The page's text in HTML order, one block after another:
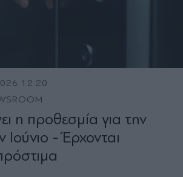
12:20
η προθεσμία για την
- Έρχονται